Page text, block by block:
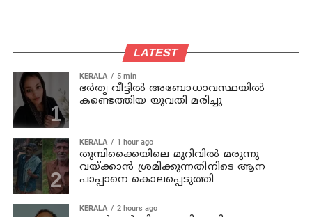
LATEST
KERALA 5 min
ഭര്‍തൃ വീട്ടില്‍ അബോധാവസ്ഥയില്‍
കണ്ടെത്തിയ യുവതി മരിച്ചു
KERALA 1 hour ago
തുമ്പിക്കൈയിലെ മുറിവില്‍ മരുന്നു
വയ്ക്കാന്‍ ശ്രമിക്കുന്നതിനിടെ ആന
പാപ്പാനെ കൊലപ്പെടുത്തി
KERALA 2 hours ago